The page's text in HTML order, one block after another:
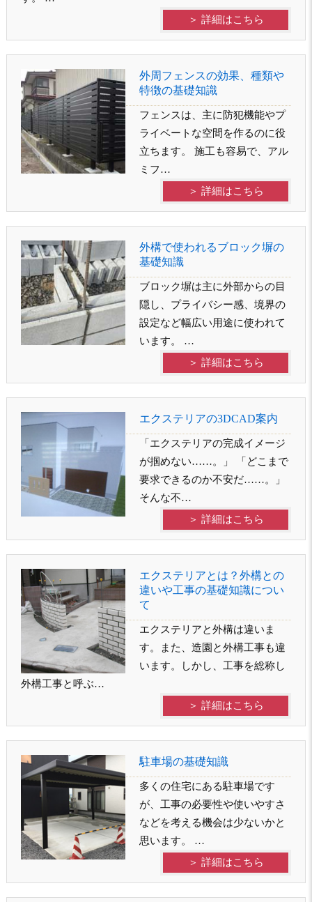
＞ 詳細はこちら
外周フェンスの効果、種類や
特徴の基礎知識
フェンスは、主に防犯機能やプ
ライベートな空間を作るのに役
立ちます。 施工も容易で、アル
ミフ…
＞ 詳細はこちら
外構で使われるブロック塀の
基礎知識
ブロック塀は主に外部からの目
隠し、プライバシー感、境界の
設定など幅広い用途に使われて
います。 …
＞ 詳細はこちら
エクステリアの3DCAD案内
「エクステリアの完成イメージ
が掴めない……。」 「どこまで
要求できるのか不安だ……。」
そんな不…
＞ 詳細はこちら
エクステリアとは？外構との
違いや工事の基礎知識につい
て
エクステリアと外構は違いま
す。また、造園と外構工事も違
います。しかし、工事を総称し
外構工事と呼ぶ…
＞ 詳細はこちら
駐車場の基礎知識
多くの住宅にある駐車場です
が、工事の必要性や使いやすさ
などを考える機会は少ないかと
思います。 …
＞ 詳細はこちら